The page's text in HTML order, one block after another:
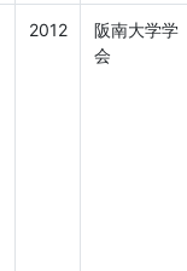
2012
阪南大学学
会